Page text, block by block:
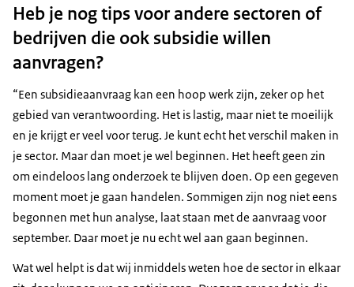
Heb je nog tips voor andere sectoren of
bedrijven die ook subsidie willen
aanvragen?
“Een subsidieaanvraag kan een hoop werk zijn, zeker op het
gebied van verantwoording. Het is lastig, maar niet te moeilijk
en je krijgt er veel voor terug. Je kunt echt het verschil maken in
je sector. Maar dan moet je wel beginnen. Het heeft geen zin
om eindeloos lang onderzoek te blijven doen. Op een gegeven
moment moet je gaan handelen. Sommigen zijn nog niet eens
begonnen met hun analyse, laat staan met de aanvraag voor
september. Daar moet je nu echt wel aan gaan beginnen.
Wat wel helpt is dat wij inmiddels weten hoe de sector in elkaar